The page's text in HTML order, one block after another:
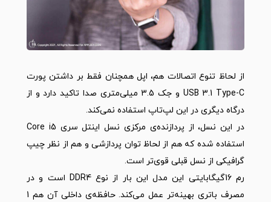
از لحاظ تنوع اتصالات هم، اپل همچنان فقط بر داشتن پورت
USB 3.1 Type-C و جک 3.5 میلی‌متری صدا تاکید دارد و از
درگاه دیگری در این لپ‌تاپ استفاده نمی‌کند.
در این نسل، از پردازنده‌ی مرکزی نسل اینتل سری Core i5
استفاده شده که هم از لحاظ توان پردازشی و هم از نظر چیپ
گرافیکی از نسل قبلی قوی‌تر است.
رم 16گیگابایتی این مدل این بار از نوع DDR4 است و در
مصرف باتری بهینه‌تر عمل می‌کند. حافظه‌ی داخلی آن هم 1